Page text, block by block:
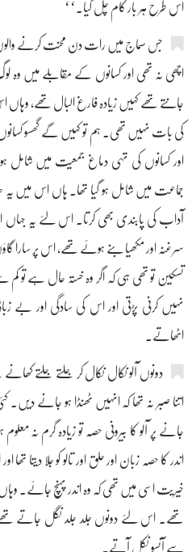
اس طرح ہر بار کام چل گیا۔‘‘
جس سماج میں رات دن محنت کرنے
اچھی نہ تھی اور کسانوں کے مقابلے میں وہ لوگ
جانتے تھے کہیں زیادہ فارغ البال تھے، وہاں
کی بات نہیں تھی۔ ہم تو کہیں گے گھسو
اور کسانوں کی تہی دماغ جمعیت میں شامل
جماعت میں شامل ہو گیا تھا۔ ہاں اس میں
آداب کی پابندی بھی کرتا۔ اس لئے یہ
سرغنہ اور مکھیا بنے ہوئے تھے، اس پر سارا
تسکین تو تھی ہی کہ اگر وہ خستہ حال ہے تو کم
نہیں کرنی پڑتی اور اس کی سادگی اور بے
اٹھاتے۔
دونوں آلو نکال نکال کر جلتے جلتے
اتنا صبر نہ تھا کہ انہیں ٹھنڈا ہو جانے
جانے پر آلو کا بیرونی حصہ تو زیادہ گرم نہ
اندر کا حصہ زبان اور حلق اور تالو کو جلا دیتا
خیریت اسی میں تھی کہ وہ اندر پہنچ جائے۔
تھے۔ اس لئے دونوں جلد جلد نگل جاتے
سے آنسو نکل آتے۔